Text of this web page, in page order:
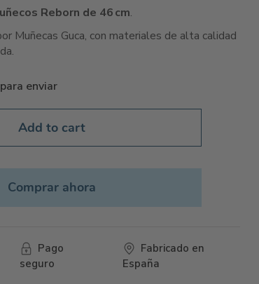
Reborn de 46 cm.
Muñecas Guca, con materiales de alta calidad
enviar
Add to cart
Comprar ahora
Pago
seguro
Fabricado en
España